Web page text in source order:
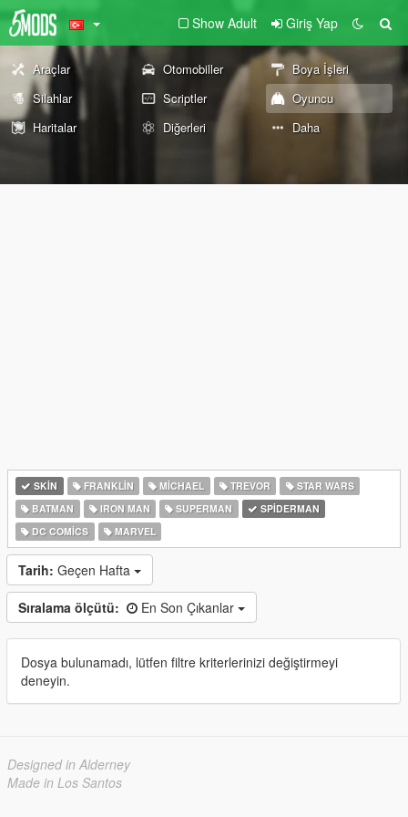
Show Adult Giriş Yap
Araçlar Otomobiller
Boya İşleri
Silahlar
Scriptler
Oyuncu
Haritalar
Diğerleri Daha
SKIN FRANKLIN MICHAEL TREVOR
STAR WARS
BATMAN
IRON MAN SUPERMAN
SPIDERMAN
DC COMICS
MARVEL
Tarih: Geçen Hafta
Sıralama ölçütü: En Son Çıkanlar
Dosya bulunamadı, lütfen filtre kriterlerinizi değiştirmeyi
deneyin.
Designed in Alderney
Made in Los Santos